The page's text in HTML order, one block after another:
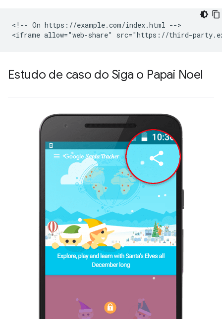
<!-- On https://example.com/index.html -->
Estudo de caso do Siga o Papai Noel